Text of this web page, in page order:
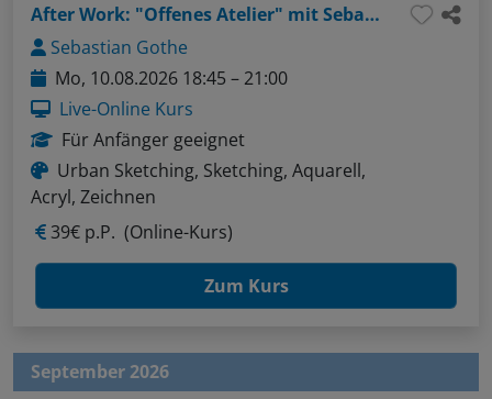
After Work: "Offenes Atelier" mit Sebastian - Thema: Gesichter ganz einfach (Bleistift / Aquarellstifte)
Sebastian Gothe
Mo, 10.08.2026 18:45 – 21:00
Live-Online Kurs
Für Anfänger geeignet
Urban Sketching, Sketching, Aquarell,
Acryl, Zeichnen
39€ p.P. (Online-Kurs)
Zum Kurs
September 2026